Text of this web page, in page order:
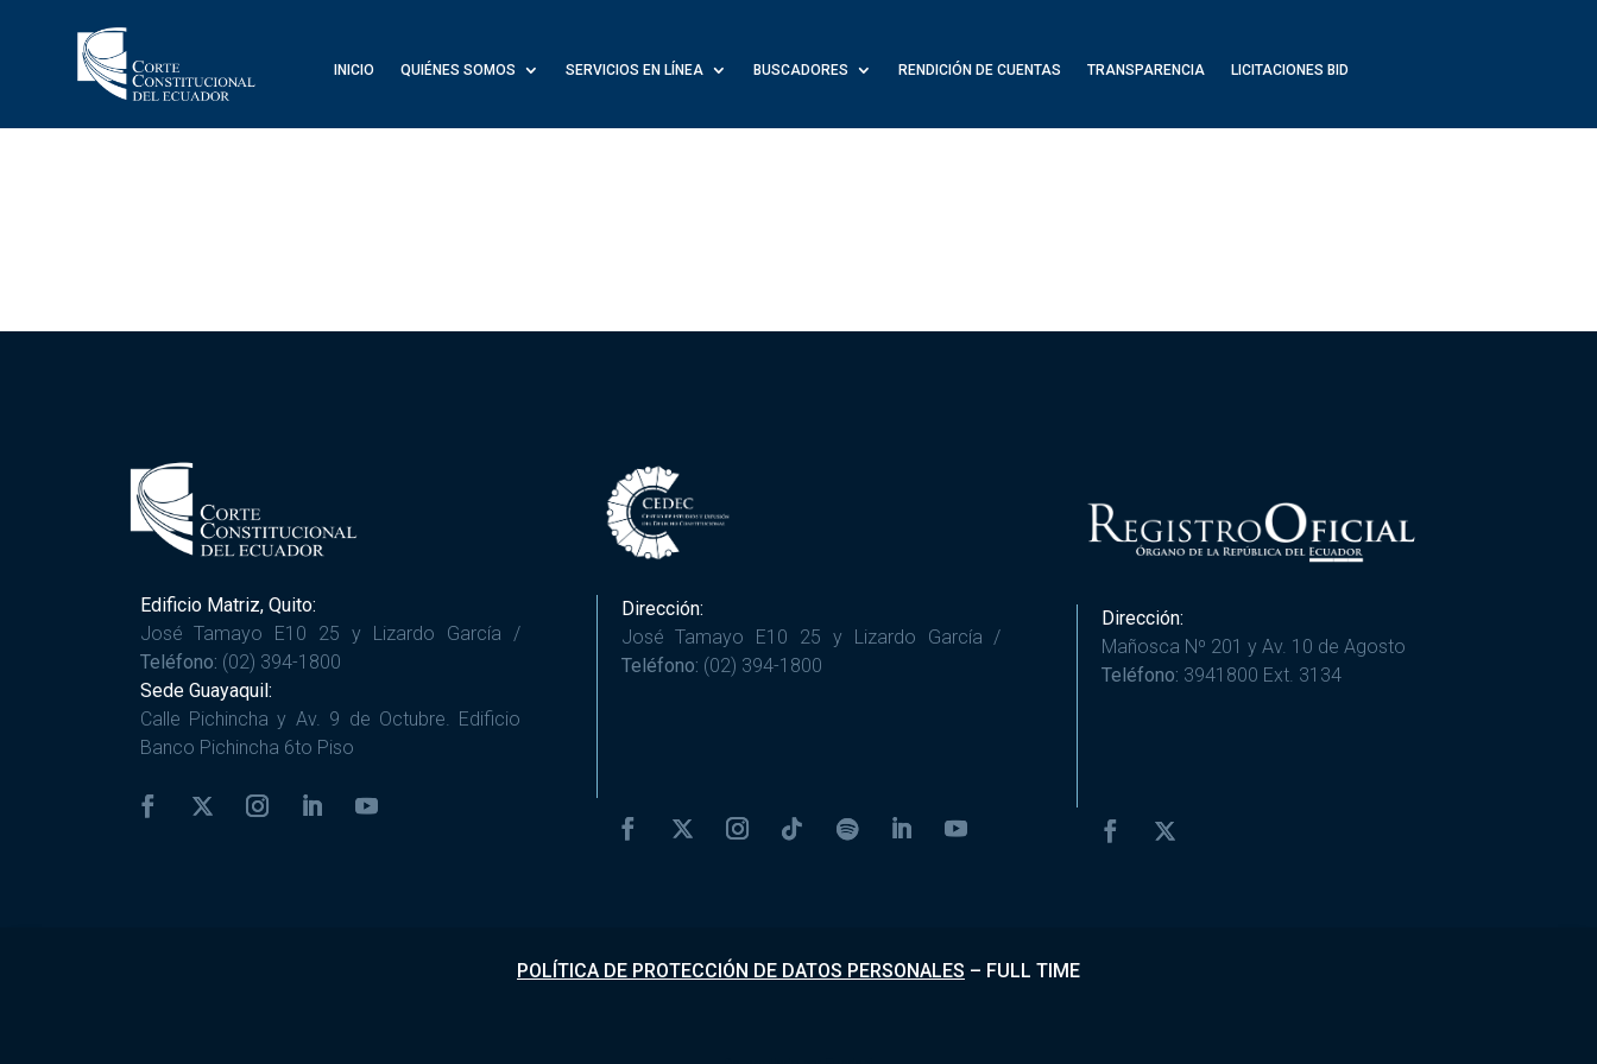
INICIO QUIÉNES SOMOS SERVICIOS EN LÍNEA BUSCADORES RENDICIÓN DE CUENTAS TRANSPARENCIA LICITACIONES BID
Edificio Matriz, Quito:
José Tamayo E10 25 y Lizardo García /
Teléfono: (02) 394-1800
Sede Guayaquil:
Calle Pichincha y Av. 9 de Octubre. Edificio
Banco Pichincha 6to Piso
Dirección:
José Tamayo E10 25 y Lizardo García /
Teléfono: (02) 394-1800
Dirección:
Mañosca Nº 201 y Av. 10 de Agosto
Teléfono: 3941800 Ext. 3134
POLÍTICA DE PROTECCIÓN DE DATOS PERSONALES – FULL TIME